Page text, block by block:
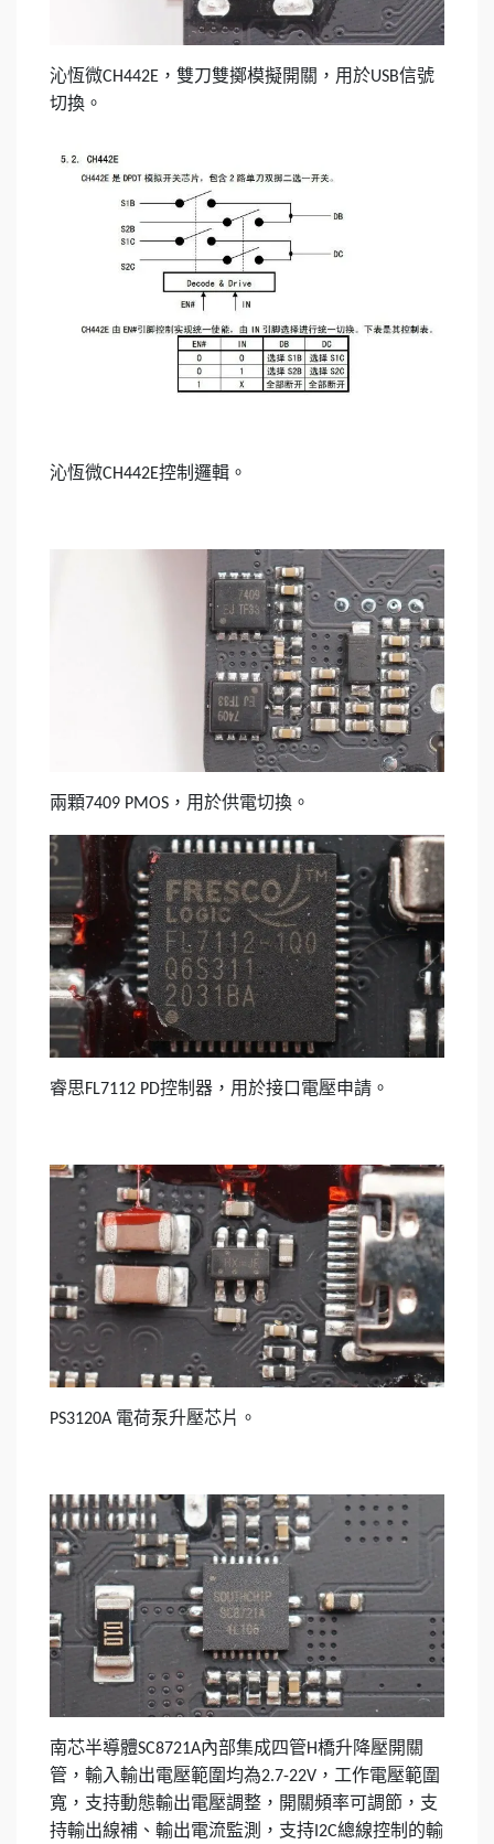
沁恆微CH442E ，雙刀雙擲模擬開關，用於USB信號
切換。
沁恆微CH442E控制邏輯。
兩顆7409 PMOS ，用於供電切換。
睿思FL7112 PD控制器，用於接口電壓申請。
PS3120A 電荷泵升壓芯片。
南芯半導體SC8721A內部集成四管H橋升降壓開關
管，輸入輸出電壓範圍均為2.7-22V ，工作電壓範圍
寬，支持動態輸出電壓調整，開關頻率可調節，支
持輸出線補、輸出電流監測，支持 I2C總線控制的輸